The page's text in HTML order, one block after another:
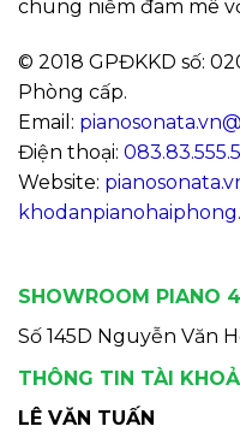
chung niềm đam mê
© 2018 GPĐKKD số:
Phòng cấp.
Email:
Điện thoại:
Website:
SHOWROOM PIANO
Số 145D Nguyễn Văn
THÔNG TIN TÀI
LÊ VĂN TUẤN